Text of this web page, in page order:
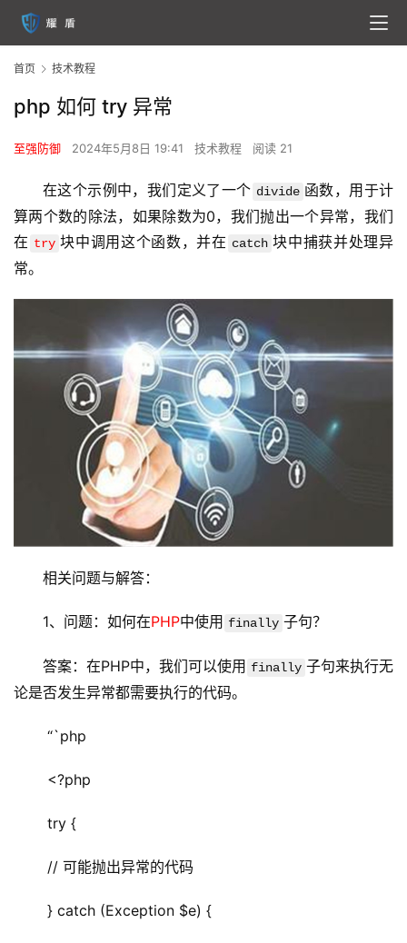
首页 技术教程
php 如何 try 异常
至强防御 2024年5月8日 19:41 技术教程 阅读 21
在这个示例中，我们定义了一个 divide 函数，用于计
算两个数的除法，如果除数为0，我们抛出一个异常，我们
在 try 块中调用这个函数，并在 catch 块中捕获并处理异
常。
相关问题与解答：
1、问题：如何在PHP中使用 finally 子句？
答案：在PHP中，我们可以使用 finally 子句来执行无
论是否发生异常都需要执行的代码。
“`php
<?php
try {
// 可能抛出异常的代码
} catch (Exception $e) {